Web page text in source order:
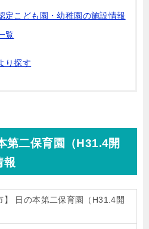
定こども園・幼稚園の施設情報
覧
り探す
第二保育園（H31.4開
報
】 日の本第二保育園（H31.4開